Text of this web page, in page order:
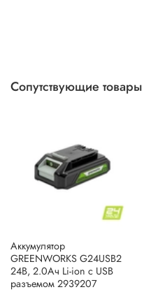
Сопутствующие товары
Аккумулятор
GREENWORKS G24USB2
24В, 2.0Ач Li-ion с USB
разъемом 2939207